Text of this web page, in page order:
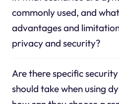
commonly used, and
advantages and
privacy and security?
Are there specific
should take when using